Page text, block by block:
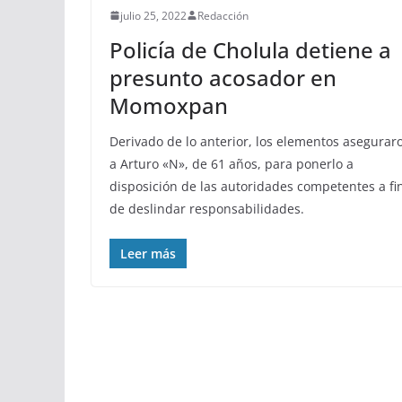
julio 25, 2022 Redacción
Policía de Cholula detiene a
presunto acosador en
Momoxpan
Derivado de lo anterior, los elementos
a Arturo «N», de 61 años, para ponerlo a
disposición de las autoridades competentes a
de deslindar responsabilidades.
Leer más